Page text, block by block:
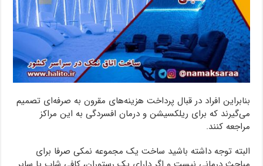
بنابراین افراد در قبال پرداخت هزینه‌های مقرون به صرفه‌ای تصمیم
می‌گیرند که برای ریلکسیشن و درمان افسردگی به این مراکز
مراجعه کنند.
البته توجه داشته باشید ساخت یک مجموعه نمکی صرفا برای